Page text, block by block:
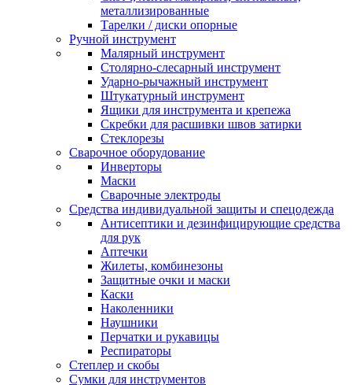
металлизированные
Тарелки / диски опорные
Ручной инструмент
Малярный инструмент
Столярно-слесарный инструмент
Ударно-рычажный инструмент
Штукатурный инструмент
Ящики для инструмента и крепежа
Скребки для расшивки швов затирки
Стеклорезы
Сварочное оборудование
Инверторы
Маски
Сварочные электроды
Средства индивидуальной защиты и спецодежда
Антисептики и дезинфицирующие средства
для рук
Аптечки
Жилеты, комбинезоны
Защитные очки и маски
Каски
Наколенники
Наушники
Перчатки и рукавицы
Респираторы
Степлер и скобы
Сумки для инструментов